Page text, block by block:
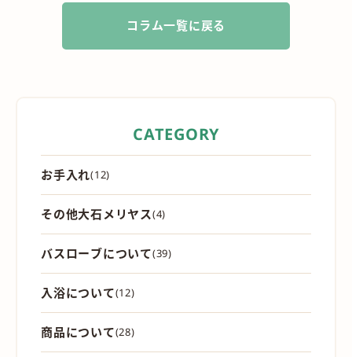
コラム一覧に戻る
CATEGORY
お手入れ(12)
その他大石メリヤス(4)
バスローブについて(39)
入浴について(12)
商品について(28)